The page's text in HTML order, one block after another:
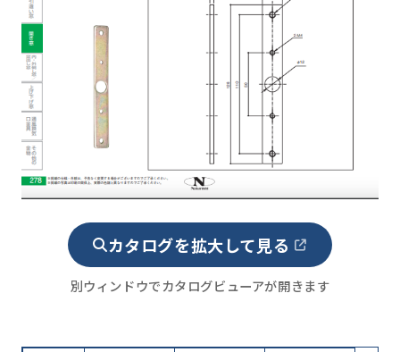
カタログを拡大して見る
別ウィンドウでカタログビューアが開きます